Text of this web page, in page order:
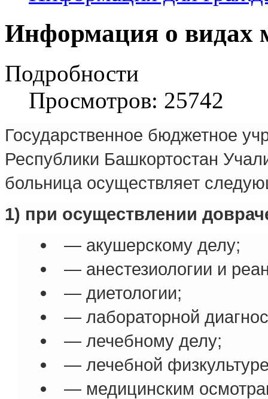
Информация о видах
Подробности
Просмотров: 25742
Государственное бюджетное
Республики Башкортостан
больница осуществляет
1) при осуществлении
— акушерскому делу;
— анестезиологии и
— диетологии;
— лабораторной
— лечебному делу;
— лечебной
— медицинским